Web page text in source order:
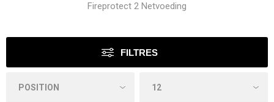
Fireprotect 2 Netvoeding
FILTRES